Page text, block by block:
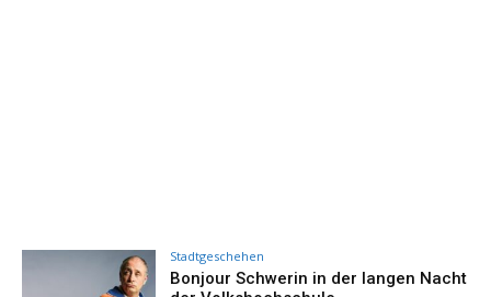
Stadtgeschehen
Bonjour Schwerin in der langen Nacht